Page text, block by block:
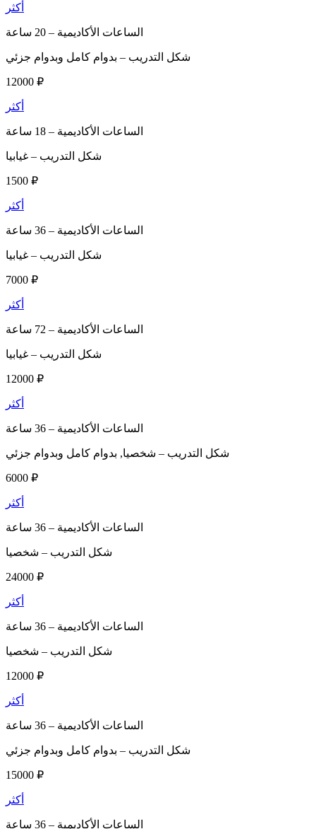
أكثر
الساعات الأكاديمية –
شكل التدريب – بدوام كامل وبدوام جزئي
12000 ₽
أكثر
الساعات الأكاديمية –
شكل التدريب – غيابيا
1500 ₽
أكثر
الساعات الأكاديمية –
شكل التدريب – غيابيا
7000 ₽
أكثر
الساعات الأكاديمية –
شكل التدريب – غيابيا
12000 ₽
أكثر
الساعات الأكاديمية –
شكل التدريب – شخصيا, بدوام كامل وبدوام جزئي
6000 ₽
أكثر
الساعات الأكاديمية –
شكل التدريب – شخصيا
24000 ₽
أكثر
الساعات الأكاديمية –
شكل التدريب – شخصيا
12000 ₽
أكثر
الساعات الأكاديمية –
شكل التدريب – بدوام كامل وبدوام جزئي
15000 ₽
أكثر
الساعات الأكاديمية –